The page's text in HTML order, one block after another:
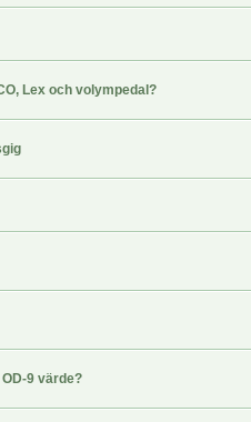
Lex och volympedal?
9 värde?